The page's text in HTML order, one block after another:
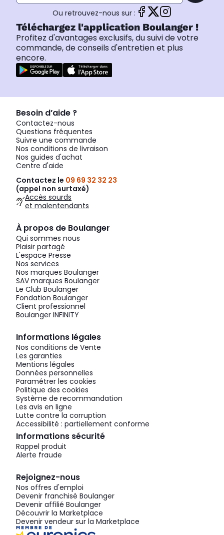
Ou retrouvez-nous sur :
Téléchargez l'application Boulanger !
Profitez d'avantages exclusifs, du suivi de votre
commande, de conseils d'entretien et plus
encore.
Besoin d’aide ?
Contactez-nous
Questions fréquentes
Suivre une commande
Nos conditions de livraison
Nos guides d'achat
Centre d'aide
Contactez le 09 69 32 32 23
(appel non surtaxé)
Accès sourds
et malentendants
À propos de Boulanger
Qui sommes nous
Plaisir partagé
L'espace Presse
Nos services
Nos marques Boulanger
SAV marques Boulanger
Le Club Boulanger
Fondation Boulanger
Client professionnel
Boulanger INFINITY
Informations légales
Nos conditions de Vente
Les garanties
Mentions légales
Données personnelles
Paramétrer les cookies
Politique des cookies
Système de recommandation
Les avis en ligne
Lutte contre la corruption
Accessibilité : partiellement conforme
Informations sécurité
Rappel produit
Alerte fraude
Rejoignez-nous
Nos offres d'emploi
Devenir franchisé Boulanger
Devenir affilié Boulanger
Découvrir la Marketplace
Devenir vendeur sur la Marketplace